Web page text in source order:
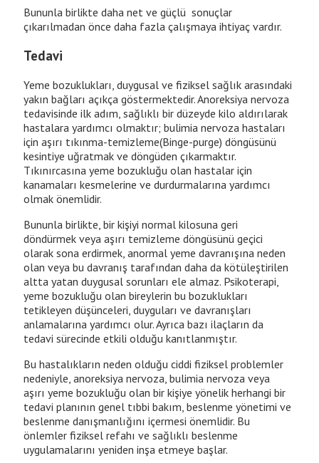
Bununla birlikte daha net ve güçlü sonuçlar
çıkarılmadan önce daha fazla çalışmaya ihtiyaç vardır.
Tedavi
Yeme bozuklukları, duygusal ve fiziksel sağlık arasındaki
yakın bağları açıkça göstermektedir. Anoreksiya nervoza
tedavisinde ilk adım, sağlıklı bir düzeyde kilo aldırılarak
hastalara yardımcı olmaktır; bulimia nervoza hastaları
için aşırı tıkınma-temizleme(Binge-purge) döngüsünü
kesintiye uğratmak ve döngüden çıkarmaktır.
Tıkınırcasına yeme bozukluğu olan hastalar için
kanamaları kesmelerine ve durdurmalarına yardımcı
olmak önemlidir.
Bununla birlikte, bir kişiyi normal kilosuna geri
döndürmek veya aşırı temizleme döngüsünü geçici
olarak sona erdirmek, anormal yeme davranışına neden
olan veya bu davranış tarafından daha da kötüleştirilen
altta yatan duygusal sorunları ele almaz. Psikoterapi,
yeme bozukluğu olan bireylerin bu bozuklukları
tetikleyen düşünceleri, duyguları ve davranışları
anlamalarına yardımcı olur. Ayrıca bazı ilaçların da
tedavi sürecinde etkili olduğu kanıtlanmıştır.
Bu hastalıkların neden olduğu ciddi fiziksel problemler
nedeniyle, anoreksiya nervoza, bulimia nervoza veya
aşırı yeme bozukluğu olan bir kişiye yönelik herhangi bir
tedavi planının genel tıbbi bakım, beslenme yönetimi ve
beslenme danışmanlığını içermesi önemlidir. Bu
önlemler fiziksel refahı ve sağlıklı beslenme
uygulamalarını yeniden inşa etmeye başlar.